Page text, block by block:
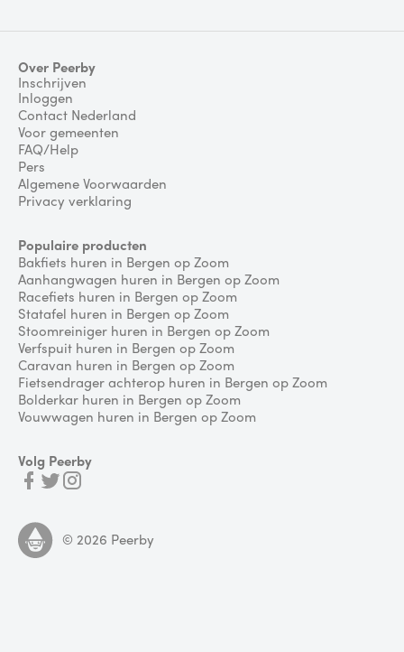
Over Peerby
Inschrijven
Inloggen
Contact Nederland
Voor gemeenten
FAQ/Help
Pers
Algemene Voorwaarden
Privacy verklaring
Populaire producten
Bakfiets huren in Bergen op Zoom
Aanhangwagen huren in Bergen op Zoom
Racefiets huren in Bergen op Zoom
Statafel huren in Bergen op Zoom
Stoomreiniger huren in Bergen op Zoom
Verfspuit huren in Bergen op Zoom
Caravan huren in Bergen op Zoom
Fietsendrager achterop huren in Bergen op Zoom
Bolderkar huren in Bergen op Zoom
Vouwwagen huren in Bergen op Zoom
Volg Peerby
© 2026 Peerby